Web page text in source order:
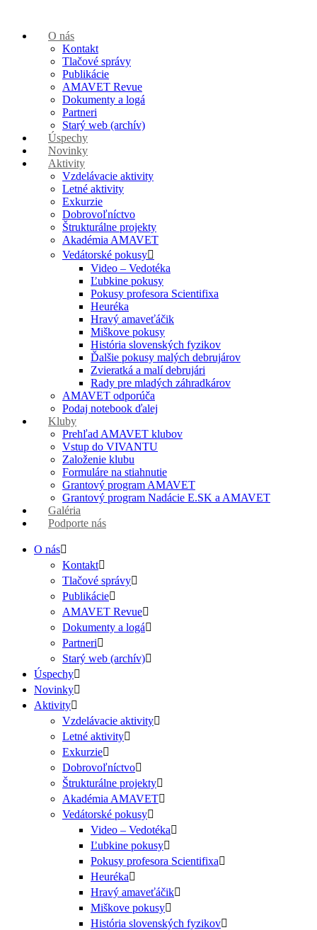
O nás
Kontakt
Tlačové správy
Publikácie
AMAVET Revue
Dokumenty a logá
Partneri
Starý web (archív)
Úspechy
Novinky
Aktivity
Vzdelávacie aktivity
Letné aktivity
Exkurzie
Dobrovoľníctvo
Štrukturálne projekty
Akadémia AMAVET
Vedátorské pokusy
Video – Vedotéka
Ľubkine pokusy
Pokusy profesora Scientifixa
Heuréka
Hravý amaveťáčik
Miškove pokusy
História slovenských fyzikov
Ďalšie pokusy malých debrujárov
Zvieratká a malí debrujári
Rady pre mladých záhradkárov
AMAVET odporúča
Podaj notebook ďalej
Kluby
Prehľad AMAVET klubov
Vstup do VIVANTU
Založenie klubu
Formuláre na stiahnutie
Grantový program AMAVET
Grantový program Nadácie E.SK a AMAVET
Galéria
Podporte nás
O nás
Kontakt
Tlačové správy
Publikácie
AMAVET Revue
Dokumenty a logá
Partneri
Starý web (archív)
Úspechy
Novinky
Aktivity
Vzdelávacie aktivity
Letné aktivity
Exkurzie
Dobrovoľníctvo
Štrukturálne projekty
Akadémia AMAVET
Vedátorské pokusy
Video – Vedotéka
Ľubkine pokusy
Pokusy profesora Scientifixa
Heuréka
Hravý amaveťáčik
Miškove pokusy
História slovenských fyzikov